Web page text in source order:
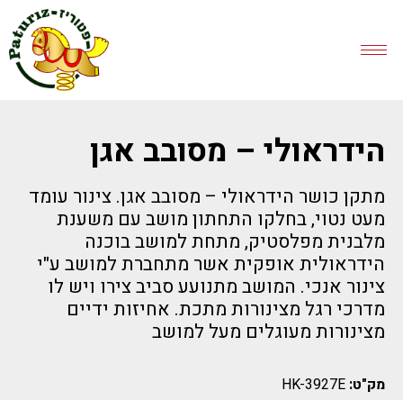
הידראולי – מסובב אגן
מתקן כושר הידראולי – מסובב אגן. צינור עומד
מעט נטוי, בחלקו התחתון מושב עם משענת
מלבנית מפלסטיק, מתחת למושב בוכנה
הידראולית אופקית אשר מתחברת למושב ע"י
צינור אנכי. המושב מתנועע סביב צירו ויש לו
מדרכי רגל מצינורות מתכת. אחיזות ידיים
מצינורות מעוגלים מעל למושב
מק"ט: